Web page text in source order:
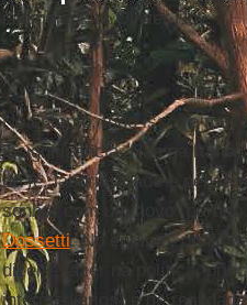
islamologista Olivier Roy.
No entanto, tudo isso (e
insignificância. Não naItália
de fé, laboriosidade e
sonhar com um novo
Dossetti. No entanto,
dizer e fazer na política,
intermediários” e de